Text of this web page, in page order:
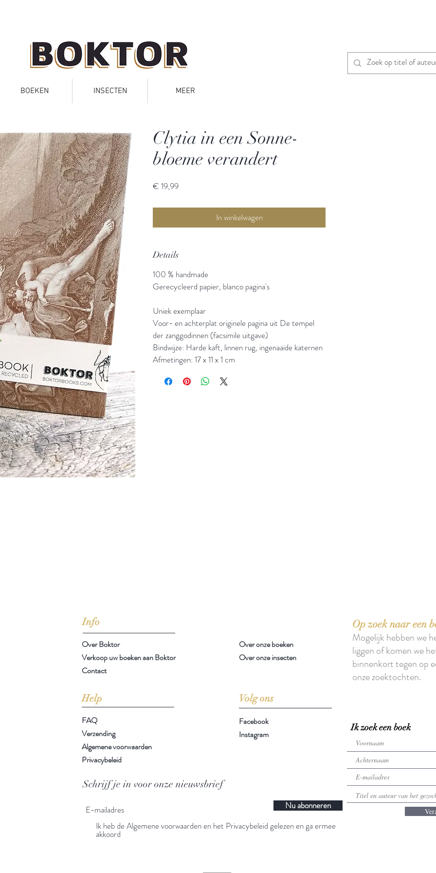
BOEKEN INSECTEN MEER
Clytia in een Sonne-
bloeme verandert
€ 19,99Prijs
In winkelwagen
Details
100 % handmade
Gerecycleerd papier, blanco pagina's
Uniek exemplaar
Voor- en achterplat originele pagina uit De tempel
der zanggodinnen (facsimile uitgave)
Bindwijze: Harde kaft, linnen rug, ingenaaide katernen
Afmetingen: 17 x 11 x 1 cm
Info
Over Boktor
Verkoop uw boeken aan Boktor
Contact
Help Volg ons
Op zoek naar een
Mogelijk hebben we
liggen of komen we
binnenkort tegen op
onze zoektochten.
FAQ
Verzending
Algemene voorwaarden
Privacybeleid
Facebook
Instagram
Schrijf je in voor onze nieuwsbrief
Nu abonneren
Ik heb de Algemene voorwaarden en het Privacybeleid gelezen en ga ermee
akkoord
Ik zoek een boek
Over onze boeken
Over onze insecten